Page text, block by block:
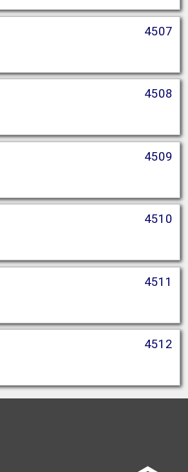
4507
4508
4509
4510
4511
4512